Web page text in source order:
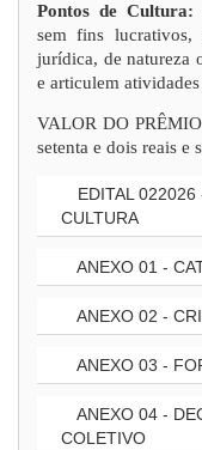
Pontos de Cultura:
sem fins lucrativos,
jurídica, de natureza
e articulem
VALOR DO
setenta e dois reais e
EDITAL 022026
CULTURA
ANEXO 01 -
ANEXO 02 -
ANEXO 03 -
ANEXO 04 -
COLETIVO